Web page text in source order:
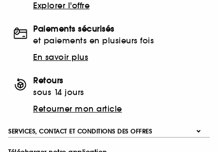
Explorer l'offre
Paiements sécurisés
et paiements en plusieurs fois
En savoir plus
Retours
sous 14 jours
Retourner mon article
SERVICES, CONTACT ET CONDITIONS DES OFFRES